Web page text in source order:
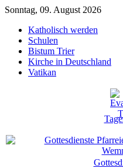
Sonntag, 09. August 2026
Katholisch werden
Schulen
Bistum Trier
Kirche in Deutschland
Vatikan